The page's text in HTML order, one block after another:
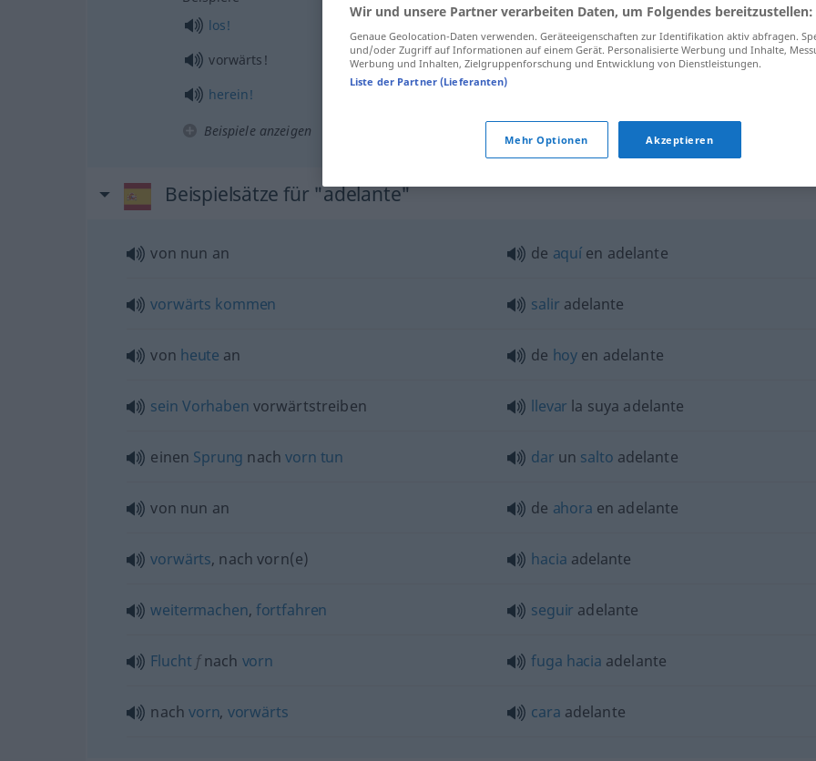
los!
vorwärts!
¡adelante!
herein!
Beispiele anzeigen
Beispielsätze für "adelante"
von nun an de aquíen adelante
vorwärts kommen salir adelante
von heute an de hoy en adelante
sein Vorhaben vorwärtstreiben llevar la suya adelante
einen Sprung nachvorn tun dar un salto adelante
von nun an de ahora en adelante
vorwärts, nach vorn(e) hacia adelante
weitermachen, fortfahren seguir adelante
Flucht fnach vorn fuga hacia adelante
nachvorn, vorwärts cara adelante
Wir und unsere Partner verarbeiten Daten, um Folgendes bereitzustellen:
Genaue Geolocation-Daten verwenden. Geräteeigenschaften zur Identifikation aktiv abfragen.
und/oder Zugriff auf Informationen auf einem Gerät. Personalisierte Werbung und Inhalte,
Werbung und Inhalten, Zielgruppenforschung und Entwicklung von Dienstleistungen.
Liste der Partner (Lieferanten)
Mehr Optionen Akzeptieren